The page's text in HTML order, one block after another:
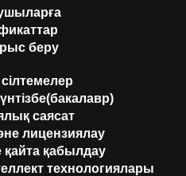
беру
саясат
лицензиялау
қабылдау
технологиялары